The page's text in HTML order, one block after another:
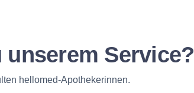
unserem Service?
hellomed-Apothekerinnen.